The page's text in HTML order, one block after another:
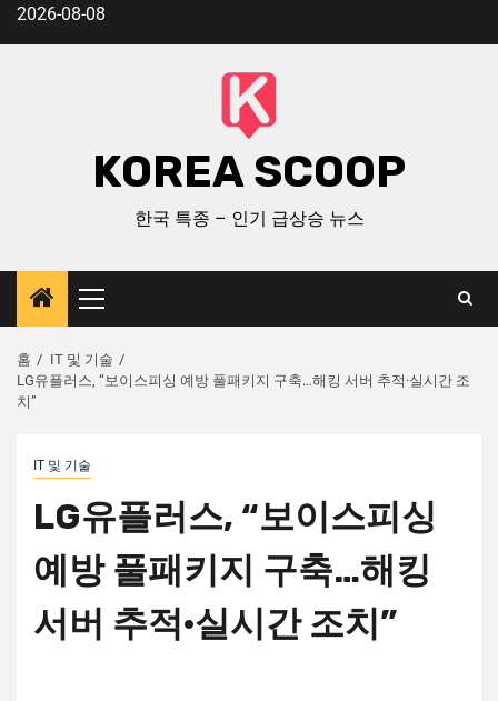
2026-08-08
KOREA SCOOP
한국 특종 – 인기 급상승 뉴스
홈
IT 및 기술
LG유플러스, “보이스피싱 예방 풀패키지 구축…해킹 서버 추적·실시간 조
치”
IT 및 기술
LG유플러스, “보이스피싱
예방 풀패키지 구축…해킹
서버 추적·실시간 조치”